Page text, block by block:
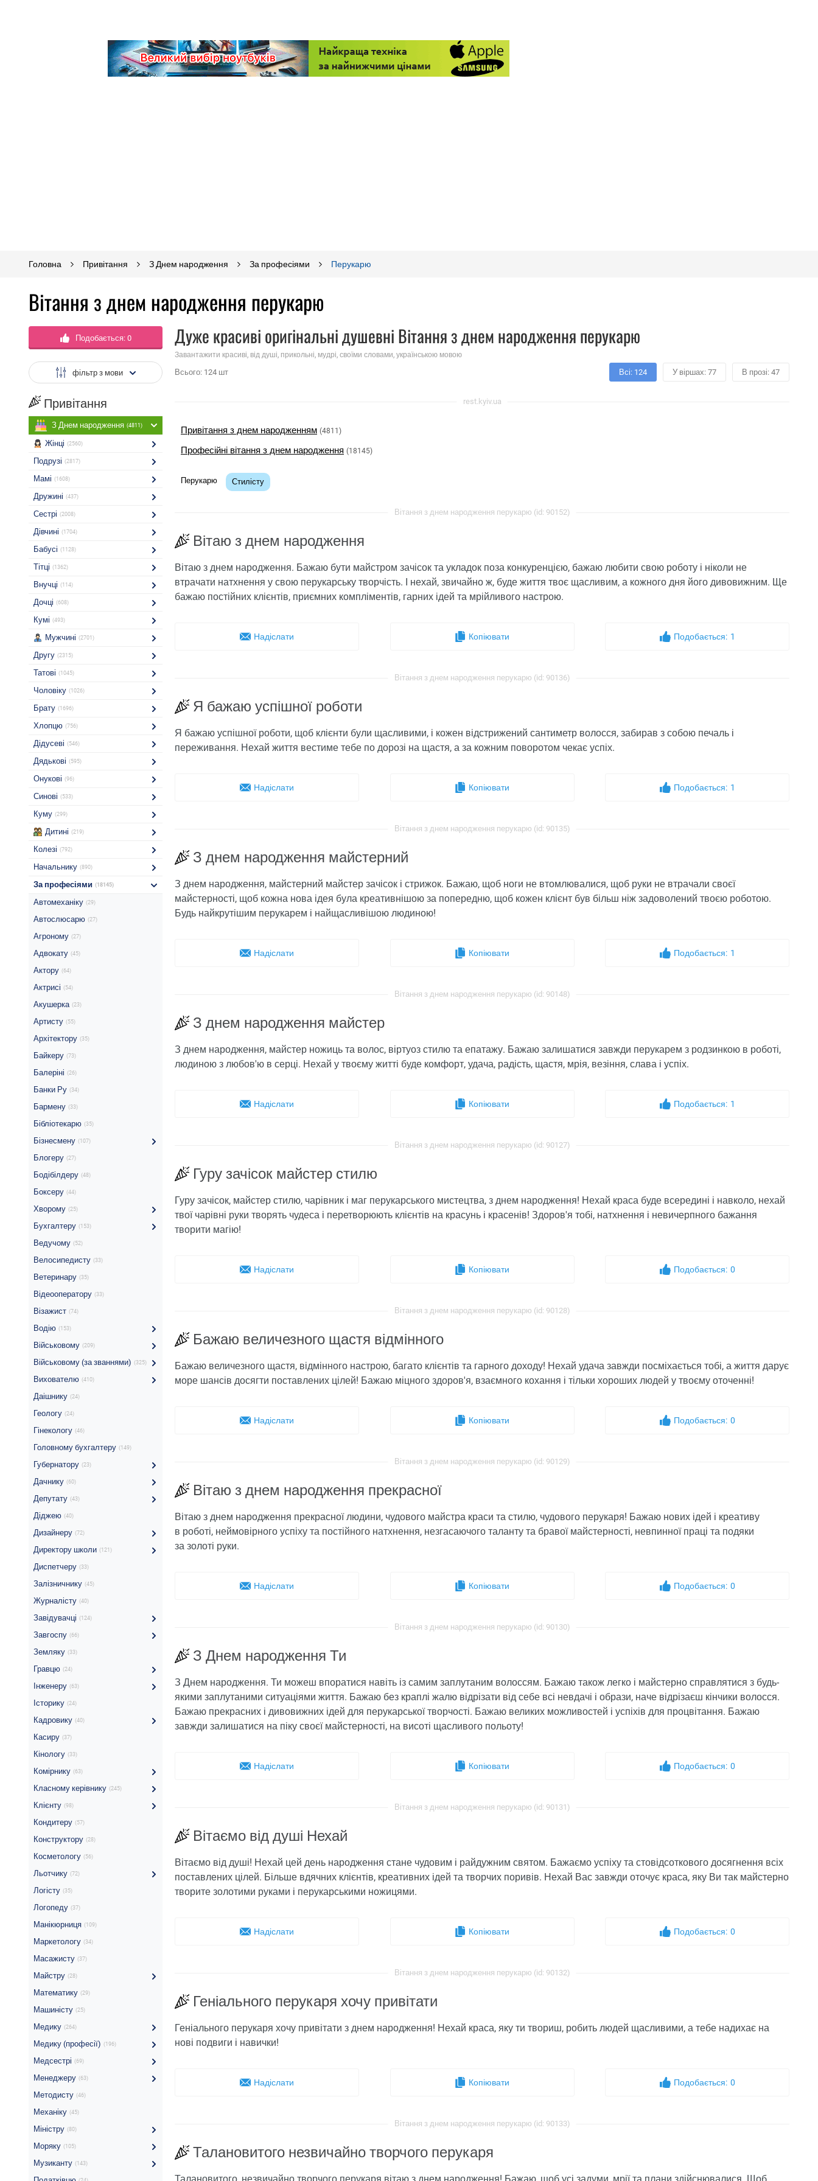
Головна Привітання З Днем народження За професіями Перукарю
Вітання з днем ​​народження перукарю
Подобається: 0
фільтр з мови
Привітання
З Днем народження (4811)
Жінці (2560)
Подрузі (2817)
Мамі (1608)
Дружині (437)
Сестрі (2008)
Дівчині (1704)
Бабусі (1128)
Тітці (1362)
Внучці (114)
Дочці (608)
Кумі (493)
Мужчині (2701)
Другу (2315)
Татові (1045)
Чоловіку (1026)
Брату (1696)
Хлопцю (756)
Дідусеві (546)
Дядькові (595)
Онукові (96)
Синові (533)
Куму (299)
Дитині (219)
Колезі (792)
Начальнику (890)
За професіями (18145)
Автомеханіку (29)
Автослюсарю (27)
Агроному (27)
Адвокату (45)
Актору (64)
Актрисі (54)
Акушерка (23)
Артисту (55)
Архітектору (35)
Байкеру (73)
Балеріні (26)
Банки Ру (34)
Бармену (33)
Бібліотекарю (35)
Бізнесмену (107)
Блогеру (27)
Бодібілдеру (48)
Боксеру (44)
Хворому (25)
Бухгалтеру (153)
Ведучому (52)
Велосипедисту (33)
Ветеринару (35)
Відеооператору (33)
Візажист (74)
Водію (153)
Військовому (209)
Військовому (за званнями) (325)
Вихователю (410)
Даішнику (24)
Геологу (24)
Гінекологу (46)
Головному бухгалтеру (149)
Губернатору (23)
Дачнику (60)
Депутату (43)
Діджею (40)
Дизайнеру (72)
Директору школи (121)
Диспетчеру (33)
Залізничнику (45)
Журналісту (40)
Завідувачці (124)
Завгоспу (66)
Земляку (33)
Гравцю (24)
Інженеру (63)
Історику (24)
Кадровику (40)
Касиру (37)
Кінологу (33)
Комірнику (63)
Класному керівнику (245)
Клієнту (98)
Кондитеру (57)
Конструктору (28)
Косметологу (56)
Льотчику (72)
Логісту (35)
Логопеду (37)
Манікюрниця (109)
Маркетологу (34)
Масажисту (37)
Майстру (28)
Математику (29)
Машиністу (25)
Медику (264)
Медику (професії) (196)
Медсестрі (69)
Менеджеру (63)
Методисту (46)
Механіку (45)
Міністру (80)
Моряку (105)
Музиканту (143)
Дуже красиві оригінальні душевні Вітання з днем ​​народження перукарю
Завантажити красиві, від душі, прикольні, мудрі, своїми словами, українською мовою
Всього: 124 шт Всі: 124 У віршах: 77 В прозі: 47
rest.kyiv.ua
Привітання з днем ​​народженням (4811)
Професійні вітання з днем ​​народження (18145)
Перукарю Стилісту
Вітання з днем ​​народження перукарю (id: 90152)
Вітаю з днем ​​народження
Вітаю з днем ​​народження. Бажаю бути майстром зачісок та укладок поза конкуренцією, бажаю любити свою роботу і ніколи не
втрачати натхнення у свою перукарську творчість. І нехай, звичайно ж, буде життя твоє щасливим, а кожного дня його дивовижним. Ще
бажаю постійних клієнтів, приємних компліментів, гарних ідей та мрійливого настрою.
Надіслати Копіювати Подобається: 1
Вітання з днем ​​народження перукарю (id: 90136)
Я бажаю успішної роботи
Я бажаю успішної роботи, щоб клієнти були щасливими, і кожен відстрижений сантиметр волосся, забирав з собою печаль і
переживання. Нехай життя вестиме тебе по дорозі на щастя, а за кожним поворотом чекає успіх.
Надіслати Копіювати Подобається: 1
Вітання з днем ​​народження перукарю (id: 90135)
З днем ​​народження майстерний
З днем ​​народження, майстерний майстер зачісок і стрижок. Бажаю, щоб ноги не втомлювалися, щоб руки не втрачали своєї
майстерності, щоб кожна нова ідея була креативнішою за попередню, щоб кожен клієнт був більш ніж задоволений твоєю роботою.
Будь найкрутішим перукарем і найщасливішою людиною!
Надіслати Копіювати Подобається: 1
Вітання з днем ​​народження перукарю (id: 90148)
З днем ​​народження майстер
З днем ​​народження, майстер ножиць та волос, віртуоз стилю та епатажу. Бажаю залишатися завжди перукарем з родзинкою в роботі,
людиною з любов'ю в серці. Нехай у твоєму житті буде комфорт, удача, радість, щастя, мрія, везіння, слава і успіх.
Надіслати Копіювати Подобається: 1
Вітання з днем ​​народження перукарю (id: 90127)
Гуру зачісок майстер стилю
Гуру зачісок, майстер стилю, чарівник і маг перукарського мистецтва, з днем ​​народження! Нехай краса буде всередині і навколо, нехай
твої чарівні руки творять чудеса і перетворюють клієнтів на красунь і красенів! Здоров'я тобі, натхнення і невичерпного бажання
творити магію!
Надіслати Копіювати Подобається: 0
Вітання з днем ​​народження перукарю (id: 90128)
Бажаю величезного щастя відмінного
Бажаю величезного щастя, відмінного настрою, багато клієнтів та гарного доходу! Нехай удача завжди посміхається тобі, а життя дарує
море шансів досягти поставлених цілей! Бажаю міцного здоров'я, взаємного кохання і тільки хороших людей у ​​твоєму оточенні!
Надіслати Копіювати Подобається: 0
Вітання з днем ​​народження перукарю (id: 90129)
Вітаю з днем народження прекрасної
Вітаю з днем народження прекрасної людини, чудового майстра краси та стилю, чудового перукаря! Бажаю нових ідей і креативу
в роботі, неймовірного успіху та постійного натхнення, незгасаючого таланту та бравої майстерності, невпинної праці та подяки
за золоті руки.
Надіслати Копіювати Подобається: 0
Вітання з днем ​​народження перукарю (id: 90130)
З Днем народження Ти
З Днем народження. Ти можеш впоратися навіть із самим заплутаним волоссям. Бажаю також легко і майстерно справлятися з будь-
якими заплутаними ситуаціями життя. Бажаю без краплі жалю відрізати від себе всі невдачі і образи, наче відрізаєш кінчики волосся.
Бажаю прекрасних і дивовижних ідей для перукарської творчості. Бажаю великих можливостей і успіхів для процвітання. Бажаю
завжди залишатися на піку своєї майстерності, на висоті щасливого польоту!
Надіслати Копіювати Подобається: 0
Вітання з днем ​​народження перукарю (id: 90131)
Вітаємо від душі Нехай
Вітаємо від душі! Нехай цей день народження стане чудовим і райдужним святом. Бажаємо успіху та стовідсоткового досягнення всіх
поставлених цілей. Більше вдячних клієнтів, креативних ідей та творчих поривів. Нехай Вас завжди оточує краса, яку Ви так майстерно
творите золотими руками і перукарськими ножицями.
Надіслати Копіювати Подобається: 0
Вітання з днем ​​народження перукарю (id: 90132)
Геніального перукаря хочу привітати
Геніального перукаря хочу привітати з днем ​​народження! Нехай краса, яку ти твориш, робить людей щасливими, а тебе надихає на
нові подвиги і навички!
Надіслати Копіювати Подобається: 0
Вітання з днем ​​народження перукарю (id: 90133)
Талановитого незвичайно творчого перукаря